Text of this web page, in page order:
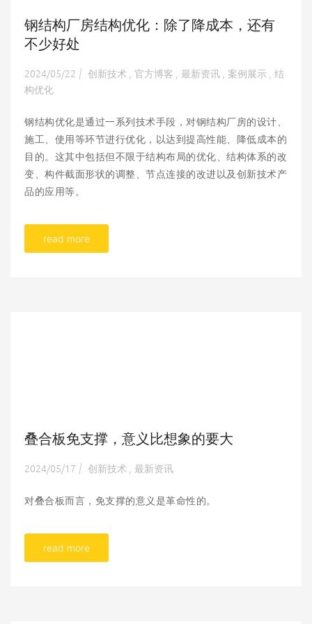
钢结构厂房结构优化：除了降成本，还有
不少好处
2024/05/22 | 创新技术 官方博客 最新资讯 案例展示 结
构优化
钢结构优化是通过一系列技术手段，对钢结构厂房的设计、
施工、使用等环节进行优化，以达到提高性能、降低成本的
目的。这其中包括但不限于结构布局的优化、结构体系的改
变、构件截面形状的调整、节点连接的改进以及创新技术产
品的应用等。
read more
叠合板免支撑，意义比想象的要大
2024/05/17 | 创新技术 最新资讯
对叠合板而言，免支撑的意义是革命性的。
read more